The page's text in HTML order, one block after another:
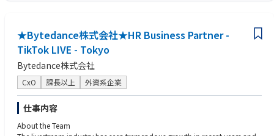
・若手/中堅/管理職それぞれの成長課題を踏まえた育成施策を推進す
る
・外部パートナー活用、内製力強化を組み合わせた人材ポートフォリ
オを設計する
５．CIO/経営層とのコミュニケーション
・CIOの問題意識を具体的な施策/実行計画に落とし込む
・CEO/COO/CFO等への報告・相談に向けた論点整理、資料化、説明
支援を行う
・経営と現場の間に立ち、実行可能な変革に落とし込む
３．大規模なERP、PLM、SCM、CRM、データ基盤、クラウド、セキュ
リティ関連プロジェクトの経験
４．外部パートナー、SIer、コンサル、オフショア等を活用した体制構
築・ベンダーマネジメント経験
＜求める人物像＞
・経営視点と現場感覚の両方を持ち、現実的な変革を推進できる方
・単に資料を作るだけでなく、関係者を巻き込み、実行まで持ち込める
方
・既存のやり方を尊重しつつ、必要なところは曖昧にせず、変えるべき
★Bytedance株式会社★HR Business Partner -
TikTok LIVE - Tokyo
Bytedance株式会社
CxO 課長以上 外資系企業
仕事内容
About the Team